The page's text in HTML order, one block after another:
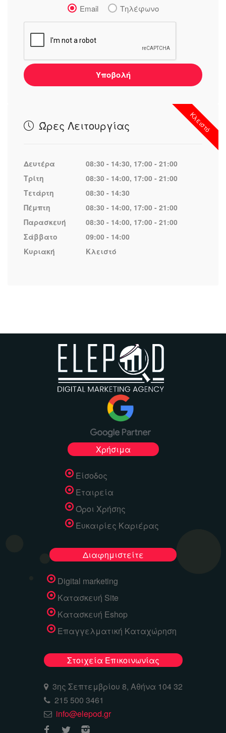
Email Τηλέφωνο
Υποβολή
Κλειστό
Ώρες Λειτουργίας
Δευτέρα
08:30 - 14:30, 17:00 - 21:00
Τρίτη
08:30 - 14:00, 17:00 - 21:00
Τετάρτη
08:30 - 14:30
Πέμπτη
08:30 - 14:00, 17:00 - 21:00
Παρασκευή
08:30 - 14:00, 17:00 - 21:00
Σάββατο
09:00 - 14:00
Κυριακή
Κλειστό
Χρήσιμα
Είσοδος
Εταιρεία
Όροι Χρήσης
Ευκαιρίες Καριέρας
Διαφημιστείτε
Digital marketing
Κατασκευή Site
Κατασκευή Eshop
Επαγγελματική Καταχώρηση
Στοιχεία Επικοινωνίας
3ης Σεπτεμβρίου 8, Αθήνα 104 32
215 500 3461
info@elepod.gr